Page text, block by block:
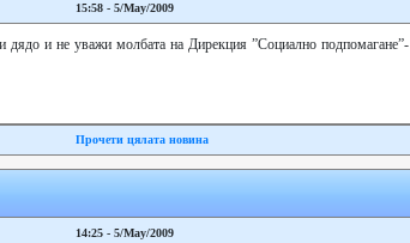
15:58 - 5/May/2009
дядо и не уважи молбата на Дирекция ”Социално подпомагане”-
Прочети цялата новина
14:25 - 5/May/2009